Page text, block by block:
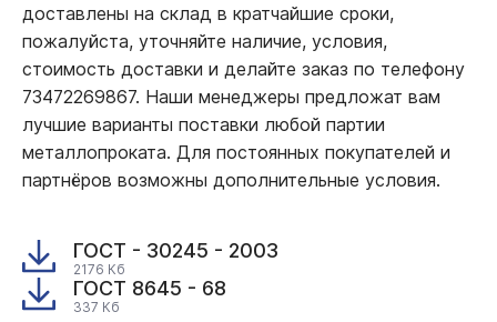
доставлены на склад в кратчайшие сроки,
пожалуйста, уточняйте наличие, условия,
стоимость доставки и делайте заказ по телефону
73472269867. Наши менеджеры предложат вам
лучшие варианты поставки любой партии
металлопроката. Для постоянных покупателей и
партнёров возможны дополнительные условия.
ГОСТ - 30245 - 2003
2176 Кб
ГОСТ 8645 - 68
337 Кб